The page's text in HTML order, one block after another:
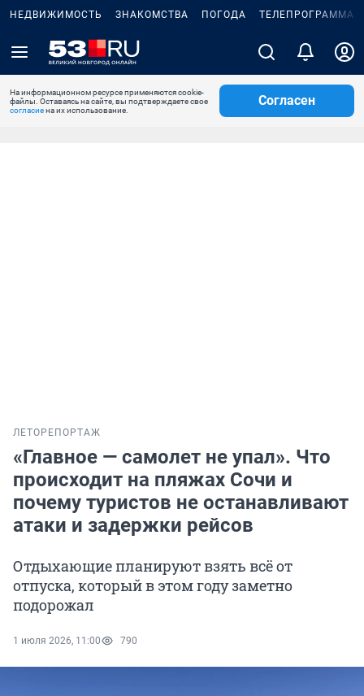
НЕДВИЖИМОСТЬ ЗНАКОМСТВА ПОГОДА ТЕЛЕПРОГРАММА
На информационном ресурсе применяются cookie-
файлы. Оставаясь на сайте, вы подтверждаете свое
согласиена их использование.
Согласен
ЛЕТО РЕПОРТАЖ
«Главное — самолет не упал». Что
происходит на пляжах Сочи и
почему туристов не останавливают
атаки и задержки рейсов
Отдыхающие планируют взять всё от
отпуска, который в этом году заметно
подорожал
1 июля 2026, 11:00 790